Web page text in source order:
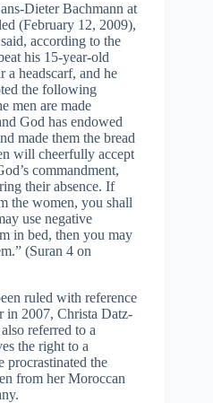
Dieter Bachmann at
(February 12, 2009),
according to the
his 15-year-old
a headscarf, and he
the following
men are made
God has endowed
made them the bread
will cheerfully accept
commandment,
their absence. If
the women, you shall
use negative
in bed, then you may
(Suran 4 on
ruled with reference
in 2007, Christa Datz-
referred to a
the right to a
procrastinated the
from her Moroccan